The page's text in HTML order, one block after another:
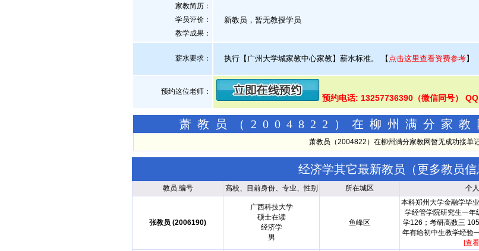
家教简历：
学员评价：
教学成果：
新教员，暂无教授学员
薪水要求： 执行【广州大学城家教中心家教】薪水标准。 【 点击这里查看资费参考】
预约这位老师：
预约电话: 13257736390（微信同号）
萧教员（2004822）在柳州满分家教
萧教员（2004822）在柳州满分家教网暂无成功接单
经济学其它最新教员（更多教员信
教员.编号 高校、目前身份、专业、性别 所在城区 个
张教员 (2006190)
广西科技大学
硕士在读
经济学
男
鱼峰区
本科郑州大学金融学毕
学经管学院研究生一年
学126；考研高数三
年有给初中生教学经验
[查